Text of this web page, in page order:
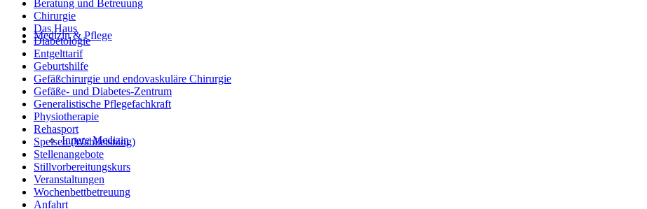
Medizin & Pflege
Innere Medizin
Beratung und Betreuung
Chirurgie
Das Haus
Diabetologie
Entgelttarif
Geburtshilfe
Gefäßchirurgie und endovaskuläre Chirurgie
Gefäße- und Diabetes-Zentrum
Generalistische Pflegefachkraft
Physiotherapie
Rehasport
Speisen (Wahlleistung)
Stellenangebote
Stillvorbereitungskurs
Veranstaltungen
Wochenbettbetreuung
Anfahrt